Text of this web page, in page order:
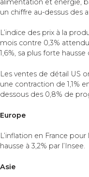
alimentation et énergie,
un chiffre au-dessus des
L’indice des prix à la
mois contre 0,3%
1,6%, sa plus forte
Les ventes de détail US
une contraction de 1,1%
dessous des 0,8% de
Europe
L’inflation en France
hausse à 3,2% par l’Insee.
Asie